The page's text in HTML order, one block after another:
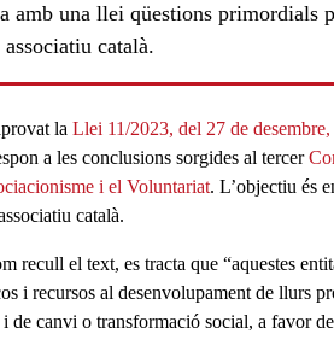
amb una llei qüestions primordials
català.
la Llei 11/2023, del 27 de
a les conclusions sorgides al tercer
i el Voluntariat. L’objectiu és
català.
recull el text, es tracta que “aquestes
i recursos al desenvolupament de llurs
i de canvi o transformació social, a favor